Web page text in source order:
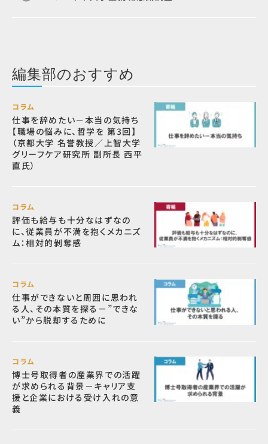
編集部のおすすめ
コラム
仕事を辞めたい－本当の気持ち
【職場の悩みに、哲学を 第3回】
（京都大学 名誉教授／上智大学
グリーフケア研究所 副所長 西平
直氏）
コラム
評価も給与も十分なはずなの
に、従業員が不満を抱くメカニズ
ム：相対的剝奪感
コラム
仕事ができないと周囲に思われ
る人、その本質を探る－”できな
い”から脱却するために
コラム
博士号取得者の産業界での活躍
が求められる背景－キャリア支
援と企業における受け入れの意
義